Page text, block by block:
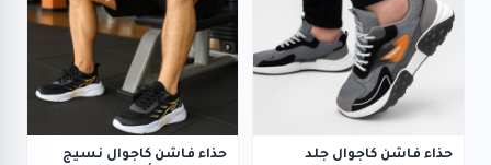
حذاء فاشن كاجوال جلد
حذاء فاشن كاجوال نسيج